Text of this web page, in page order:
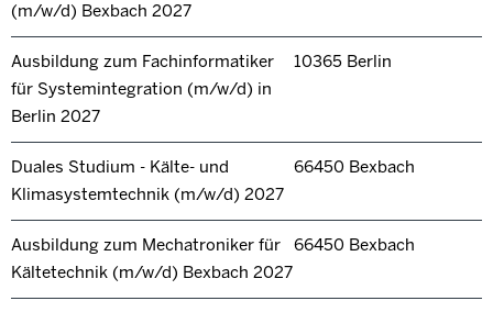
(m/w/d) Bexbach 2027
Ausbildung zum Fachinformatiker
für Systemintegration (m/w/d) in
Berlin 2027
10365 Berlin
Duales Studium - Kälte- und
Klimasystemtechnik (m/w/d) 2027
66450 Bexbach
Ausbildung zum Mechatroniker für
Kältetechnik (m/w/d) Bexbach 2027
66450 Bexbach